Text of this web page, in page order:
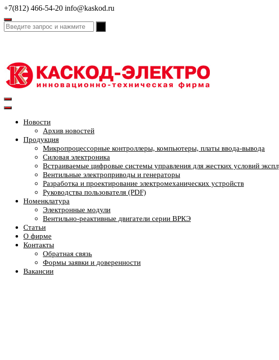
Перейти
к
содержимому
+7(812) 466-54-20 info@kaskod.ru
Новости
Архив новостей
Продукция
Микропроцессорные контроллеры, компьютеры, платы ввода-вывода
Силовая электроника
Встраиваемые цифровые системы управления для жестких условий
Вентильные электроприводы и генераторы
Разработка и проектирование электромеханических устройств
Руководства пользователя (PDF)
Номенклатура
Электронные модули
Вентильно-реактивные двигатели серии ВРКЭ
Статьи
О фирме
Контакты
Обратная связь
Формы заявки и доверенности
Вакансии